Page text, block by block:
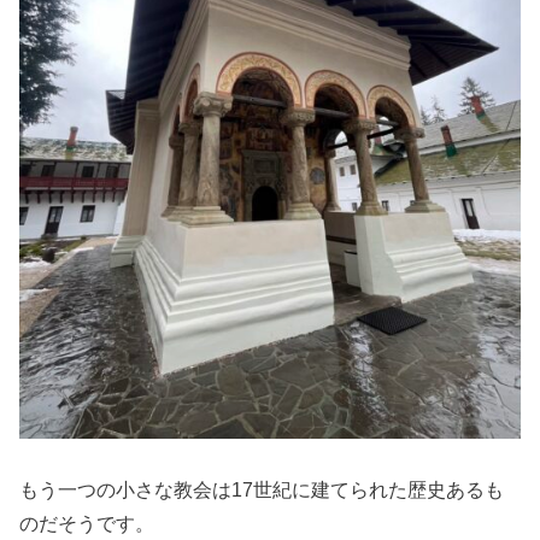
もう一つの小さな教会は17世紀に建てられた歴史あるも
のだそうです。